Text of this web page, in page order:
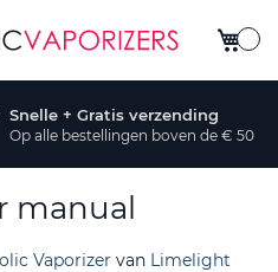
Snelle + Gratis verzending
Op alle bestellingen boven de € 50
manual
Vaporizer van Limelight